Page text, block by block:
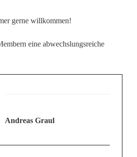
gerne willkommen!
eine abwechslungsreiche
Andreas Graul